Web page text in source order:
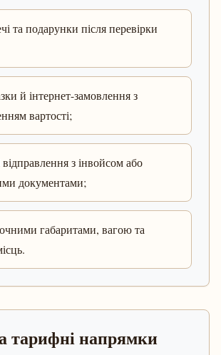
та подарунки після перевірки
й інтернет-замовлення з
вартості;
з інвойсом або
документами;
габаритами, вагою та
тарифні напрямки